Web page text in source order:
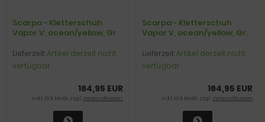
Scarpa - Kletterschuh
Vapor V, ocean/yellow, Gr.
Lieferzeit:Artikel derzeit nicht
verfügbar
164,95 EUR
inkl. 19 % MwSt. zzgl.Versandkosten
Scarpa - Kletterschuh
Vapor V, ocean/yellow, Gr.
Lieferzeit:Artikel derzeit nicht
verfügbar
164,95 EUR
inkl. 19 % MwSt. zzgl.Versandkosten